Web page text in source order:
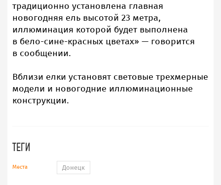
традиционно установлена главная
новогодняя ель высотой 23 метра,
иллюминация которой будет выполнена
в бело-сине-красных цветах» — говорится
в сообщении.
Вблизи елки установят световые трехмерные
модели и новогодние иллюминационные
конструкции.
ТЕГИ
Места Донецк